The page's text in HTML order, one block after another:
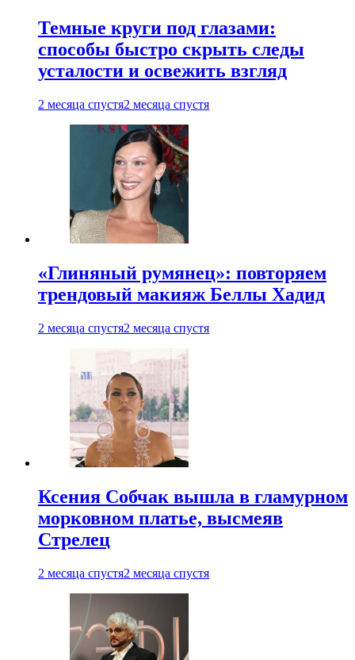
Темные круги под глазами:
способы быстро скрыть следы
усталости и освежить взгляд
2 месяца спустя2 месяца спустя
«Глиняный румянец»: повторяем
трендовый макияж Беллы Хадид
2 месяца спустя2 месяца спустя
Ксения Собчак вышла в гламурном
морковном платье, высмеяв
Стрелец
2 месяца спустя2 месяца спустя